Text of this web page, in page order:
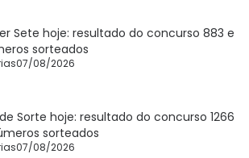
Sete hoje: resultado do concurso 883 e
sorteados
07/08/2026
Sorte hoje: resultado do concurso 1266
sorteados
07/08/2026